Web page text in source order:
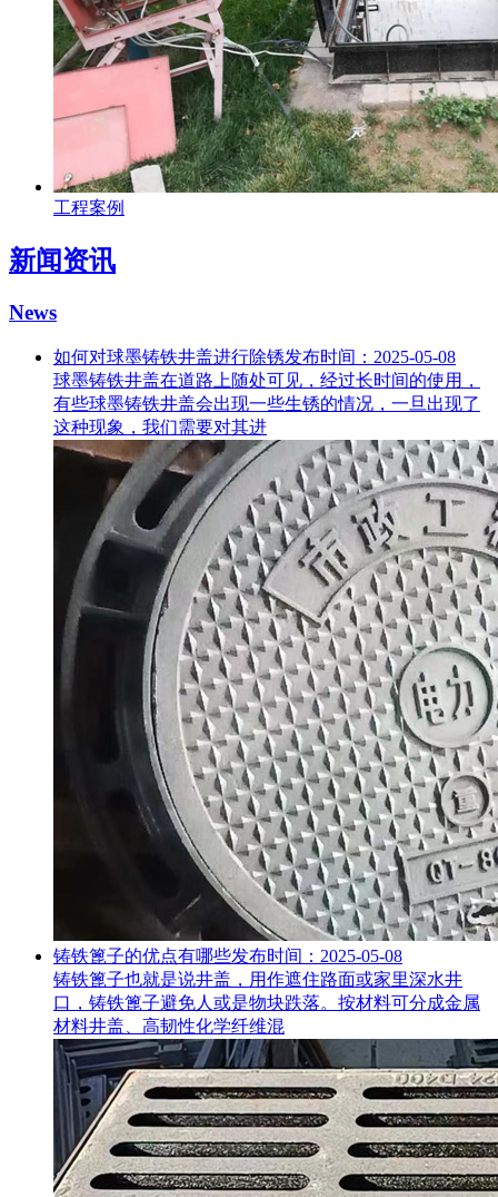
工程案例
新闻资讯
News
如何对球墨铸铁井盖进行除锈发布时间：2025-05-08
球墨铸铁井盖在道路上随处可见，经过长时间的使用，
有些球墨铸铁井盖会出现一些生锈的情况，一旦出现了
这种现象，我们需要对其进
铸铁篦子的优点有哪些发布时间：2025-05-08
铸铁篦子也就是说井盖，用作遮住路面或家里深水井
口，铸铁篦子避免人或是物块跌落。按材料可分成金属
材料井盖、高韧性化学纤维混